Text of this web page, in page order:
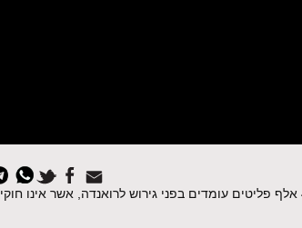
האם חיי שחורים נחשבים בישראל? כיצד מתייחסת ישראל לפליטים החיים בה? 40 אלף פליטים עומדים בפני גירוש לרואנדה, אשר אינו חוקי